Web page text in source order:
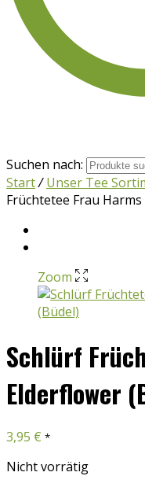
Suchen nach:
Start/ Unser Tee
Früchtetee Frau
Zoom
Schlürf
Elderflower
3,95 € *
Nicht vorrätig